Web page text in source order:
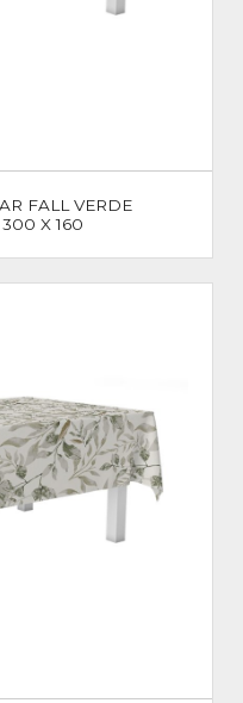
FALL VERDE
X 160